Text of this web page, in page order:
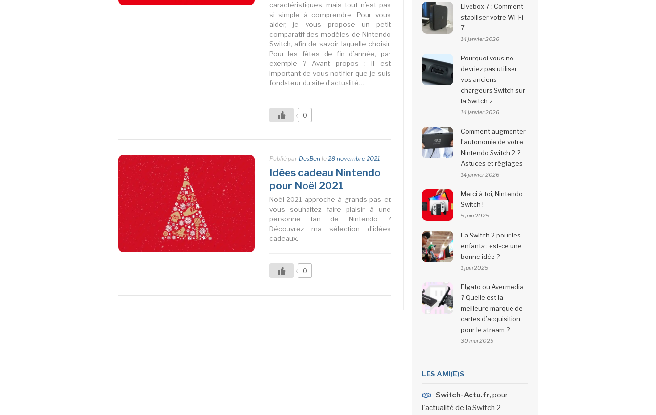
caractéristiques, mais tout n’est pas
si simple à comprendre. Pour vous
aider, je vous propose un petit
comparatif des modèles de Nintendo
Switch, afin de savoir laquelle choisir.
Pour les fêtes de fin d’année, par
exemple ? Avant propos : il est
important de vous notifier que je suis
fondateur du site d’actualité…
0
Publié par DesBenle 28 novembre 2021
Idées cadeau Nintendo
pour Noël 2021
Noël 2021 approche à grands pas et
vous souhaitez faire plaisir à une
personne fan de Nintendo ?
Découvrez ma sélection d’idées
cadeaux.
0
Livebox 7 : Comment
stabiliser votre Wi-Fi
7
14 janvier 2026
Pourquoi vous ne
devriez pas utiliser
vos anciens
chargeurs Switch sur
la Switch 2
14 janvier 2026
Comment augmenter
l’autonomie de votre
Nintendo Switch 2 ?
Astuces et réglages
14 janvier 2026
Merci à toi, Nintendo
Switch !
5 juin 2025
La Switch 2 pour les
enfants : est-ce une
bonne idée ?
1 juin 2025
Elgato ou Avermedia
? Quelle est la
meilleure marque de
cartes d’acquisition
pour le stream ?
30 mai 2025
LES AMI(E)S
Switch-Actu.fr, pour
l'actualité de la Switch 2